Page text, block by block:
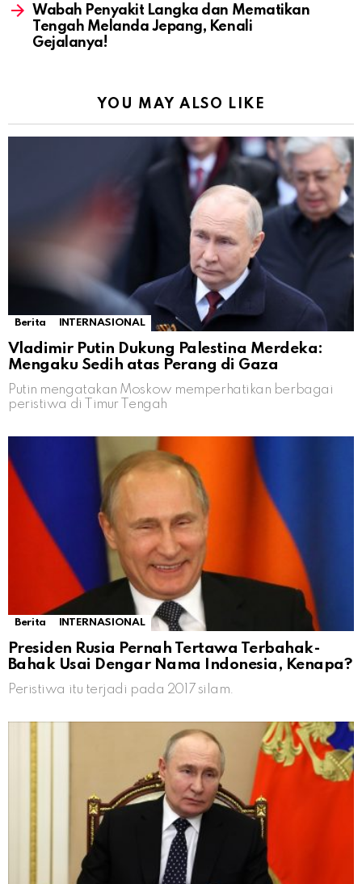
Wabah Penyakit Langka dan Mematikan
Tengah Melanda Jepang, Kenali
Gejalanya!
YOU MAY ALSO LIKE
Berita INTERNASIONAL
Vladimir Putin Dukung Palestina Merdeka:
Mengaku Sedih atas Perang di Gaza
Putin mengatakan Moskow memperhatikan berbagai
peristiwa di Timur Tengah
Berita INTERNASIONAL
Presiden Rusia Pernah Tertawa Terbahak-
Bahak Usai Dengar Nama Indonesia, Kenapa?
Peristiwa itu terjadi pada 2017 silam.